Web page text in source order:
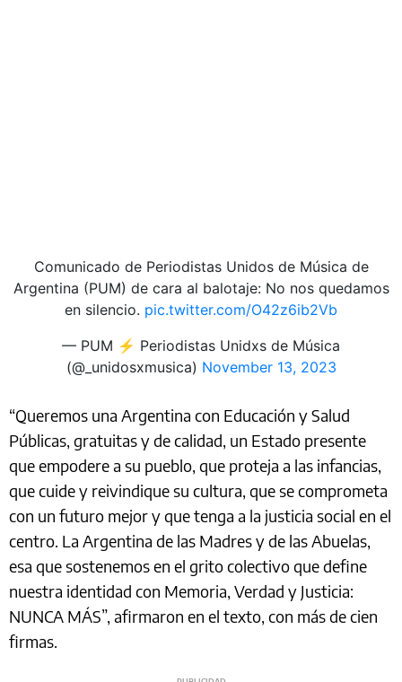
Comunicado de Periodistas Unidos de Música de
Argentina (PUM) de cara al balotaje: No nos quedamos
en silencio. pic.twitter.com/O42z6ib2Vb
— PUM ⚡️ Periodistas Unidxs de Música
(@_unidosxmusica) November 13, 2023
“Queremos una Argentina con Educación y Salud
Públicas, gratuitas y de calidad, un Estado presente
que empodere a su pueblo, que proteja a las infancias,
que cuide y reivindique su cultura, que se comprometa
con un futuro mejor y que tenga a la justicia social en el
centro. La Argentina de las Madres y de las Abuelas,
esa que sostenemos en el grito colectivo que define
nuestra identidad con Memoria, Verdad y Justicia:
NUNCA MÁS”, afirmaron en el texto, con más de cien
firmas.